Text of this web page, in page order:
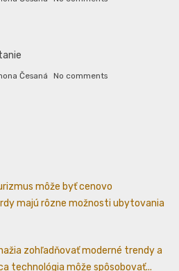
Česaná No comments
môže byť cenovo
majú rôzne možnosti ubytovania
zohľadňovať moderné trendy a
technológia môže spôsobovať...